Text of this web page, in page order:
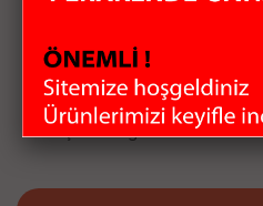
sunuyoruz. Bilgisayar Çevre
kategoride her geçen gün
sağladığımız bu çeşitlilik ile
karşılamanızı sağlıyoruz.
anlaşmalı kargo firması ile